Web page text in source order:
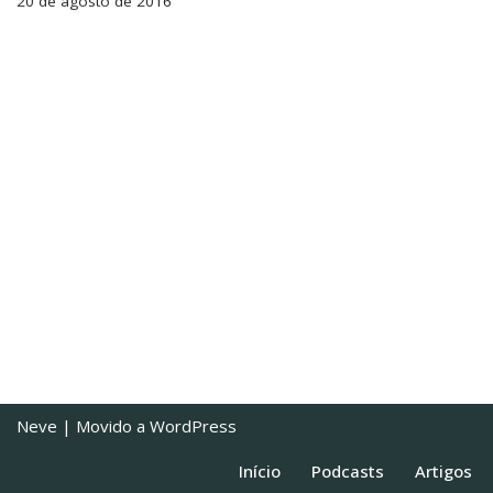
Neve | Movido a WordPress
Início Podcasts Artigos